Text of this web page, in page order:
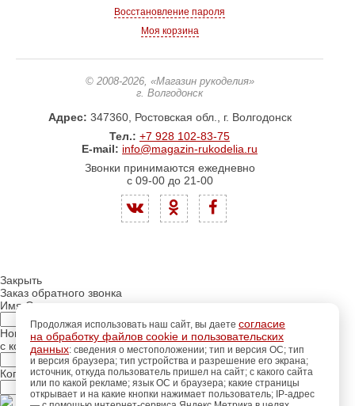
Восстановление пароля
Моя корзина
© 2008-2026, «Магазин рукоделия»
г. Волгодонск
Адрес: 347360, Ростовская обл., г. Волгодонск
Тел.: +7 928 102-83-75
E-mail: info@magazin-rukodelia.ru
Звонки принимаются ежедневно
с 09-00 до 21-00
Продолжая использовать наш сайт, вы даете согласие
на обработку файлов cookie и пользовательских
данных: сведения о местоположении; тип и версия ОС; тип
и версия браузера; тип устройства и разрешение его экрана;
источник, откуда пользователь пришел на сайт; с какого сайта
или по какой рекламе; язык ОС и браузера; какие страницы
открывает и на какие кнопки нажимает пользователь; IP-адрес
Закрыть
Заказ обратного звонка
Имя Отчество:
Номер телефона:
с кодом города
Когда позвонить?